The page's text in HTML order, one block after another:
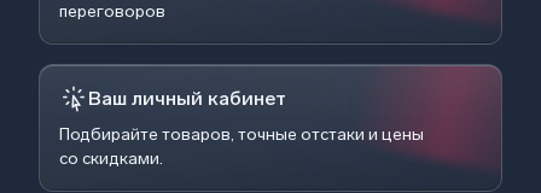
переговоров
Ваш личный кабинет
Подбирайте товаров, точные отстаки и цены
со скидками.